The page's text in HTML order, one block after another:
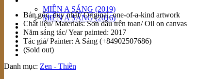
MIỀN A SÁNG (2019)
MIỀN A SÁNG (2016)
Không gian đẹp
Về A Sáng
A Sáng Viết
Liên hệ
Bản gốc, duy nhất/ Original, one-of-a-kind artwork
Chất liệu/ Materials: Sơn dầu trên toan/ Oil on canvas
Năm sáng tác/ Year painted: 2017
Tác giả/ Painter: A Sáng (+84902507686)
(Sold out)
Danh mục: Zen - Thiền